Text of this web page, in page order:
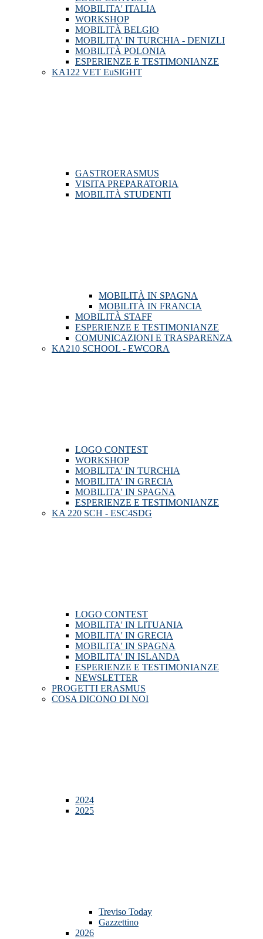
MOBILITA' ITALIA
WORKSHOP
MOBILITÀ BELGIO
MOBILITA' IN TURCHIA - DENIZLI
MOBILITÀ POLONIA
ESPERIENZE E TESTIMONIANZE
KA122 VET EuSIGHT
GASTROERASMUS
VISITA PREPARATORIA
MOBILITÀ STUDENTI
MOBILITÀ IN SPAGNA
MOBILITÀ IN FRANCIA
MOBILITÀ STAFF
ESPERIENZE E TESTIMONIANZE
COMUNICAZIONI E TRASPARENZA
KA210 SCHOOL - EWCORA
LOGO CONTEST
WORKSHOP
MOBILITA' IN TURCHIA
MOBILITA' IN GRECIA
MOBILITA' IN SPAGNA
ESPERIENZE E TESTIMONIANZE
KA 220 SCH - ESC4SDG
LOGO CONTEST
MOBILITA' IN LITUANIA
MOBILITA' IN GRECIA
MOBILITA' IN SPAGNA
MOBILITA' IN ISLANDA
ESPERIENZE E TESTIMONIANZE
NEWSLETTER
PROGETTI ERASMUS
COSA DICONO DI NOI
2024
2025
Treviso Today
Gazzettino
2026